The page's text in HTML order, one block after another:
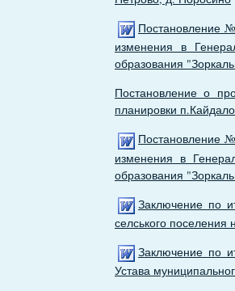
Постановление
изменения в
образования
Постановление о
планировки
Постановление
изменения в
образования
Заключение по
селського поселения
Заключение по
Устава